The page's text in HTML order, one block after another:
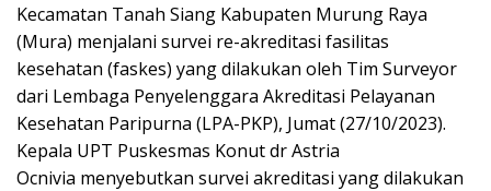
Kecamatan Tanah Siang Kabupaten Murung Raya
(Mura) menjalani survei re-akreditasi fasilitas
kesehatan (faskes) yang dilakukan oleh Tim Surveyor
dari Lembaga Penyelenggara Akreditasi Pelayanan
Kesehatan Paripurna (LPA-PKP), Jumat (27/10/2023).
Kepala UPT Puskesmas Konut dr Astria
Ocnivia menyebutkan survei akreditasi yang dilakukan